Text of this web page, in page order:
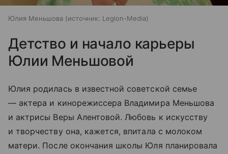
Юлия Меньшова источник: Legion-Media
Детство и начало карьеры
Юлии Меньшовой
Юлия родилась в известной советской семье
— актера и кинорежиссера Владимира Меньшова
и актрисы Веры Алентовой. Любовь к искусству
и творчеству она, кажется, впитала с молоком
матери. После окончания школы Юля планировала